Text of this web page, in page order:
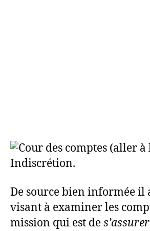
Indiscrétion.
De source bien informée il
visant à examiner les
mission qui est de